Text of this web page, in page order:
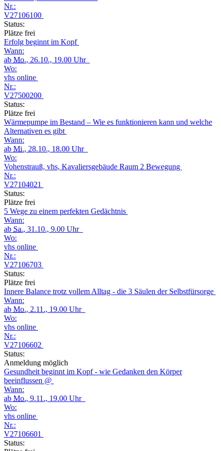
Nr.:
V27106100
Status:
Plätze frei
Erfolg beginnt im Kopf
Wann:
ab Mo., 26.10., 19.00 Uhr
Wo:
vhs online
Nr.:
V27500200
Status:
Plätze frei
Wärmepumpe im Bestand – Wie es funktionieren kann und welche
Alternativen es gibt
Wann:
ab Mi., 28.10., 18.00 Uhr
Wo:
Vohenstrauß, vhs, Kavaliersgebäude Raum 2 Bewegung
Nr.:
V27104021
Status:
Plätze frei
5 Wege zu einem perfekten Gedächtnis
Wann:
ab Sa., 31.10., 9.00 Uhr
Wo:
vhs online
Nr.:
V27106703
Status:
Plätze frei
Innere Balance trotz vollem Alltag - die 3 Säulen der Selbstfürsorge
Wann:
ab Mo., 2.11., 19.00 Uhr
Wo:
vhs online
Nr.:
V27106602
Status:
Anmeldung möglich
Gesundheit beginnt im Kopf - wie Gedanken den Körper
beeinflussen @
Wann:
ab Mo., 9.11., 19.00 Uhr
Wo:
vhs online
Nr.:
V27106601
Status: